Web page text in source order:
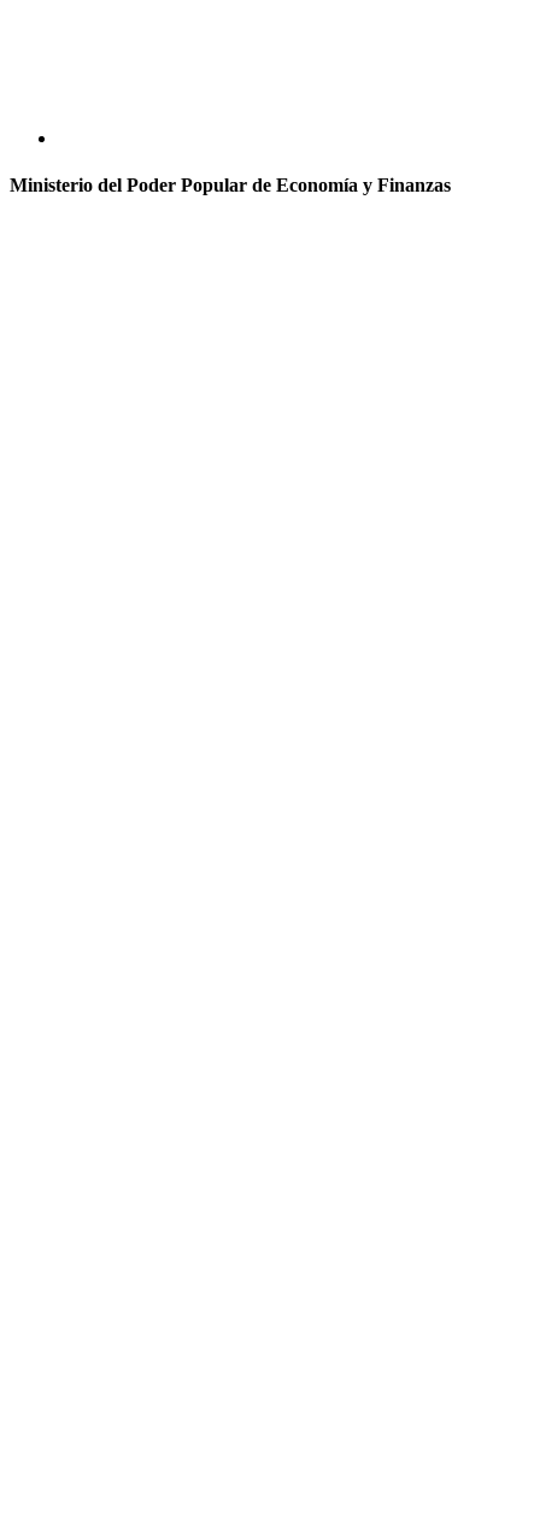
Ministerio del Poder Popular de Economía y Finanzas